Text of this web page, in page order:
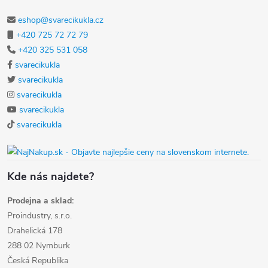
eshop@svarecikukla.cz
+420 725 72 72 79
+420 325 531 058
svarecikukla
svarecikukla
svarecikukla
svarecikukla
svarecikukla
Kde nás najdete?
Prodejna a sklad:
Proindustry, s.r.o.
Drahelická 178
288 02 Nymburk
Česká Republika